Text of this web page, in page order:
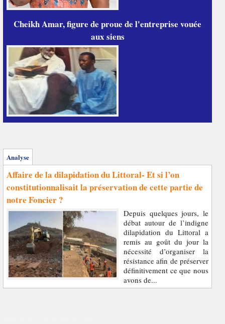
Cheikh Amar, figure de proue de l'entreprise vouée
aux siens
Analyse
Affaire de la dilapidation du Littoral- Et si l’on
constitutionnalisait la préservation de cette partie de
notre Foncier ?
Depuis quelques jours, le
débat autour de l’indigne
dilapidation du Littoral a
remis au goût du jour la
nécessité d’organiser la
résistance afin de préserver
définitivement ce que nous
avons de...